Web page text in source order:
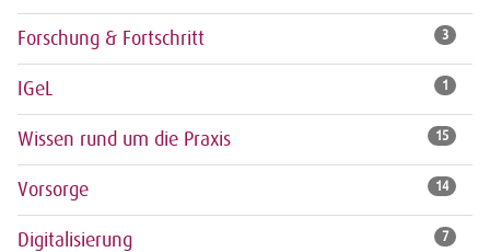
Forschung & Fortschritt 3
IGeL 1
Wissen rund um die Praxis 15
Vorsorge 14
Digitalisierung 7